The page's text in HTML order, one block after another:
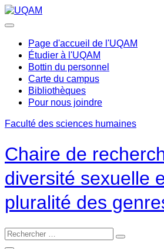
Passer
au
Page d'accueil de l'UQAM
Étudier à l'UQAM
Bottin du personnel
Carte du campus
Bibliothèques
Pour nous joindre
Faculté des sciences humaines
Chaire de
diversité sexuelle
pluralité des